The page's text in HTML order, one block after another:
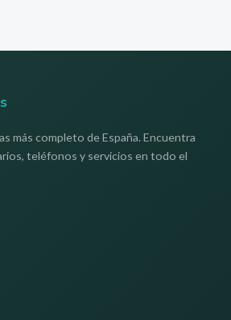
más completo de España. Encuentra
teléfonos y servicios en todo el